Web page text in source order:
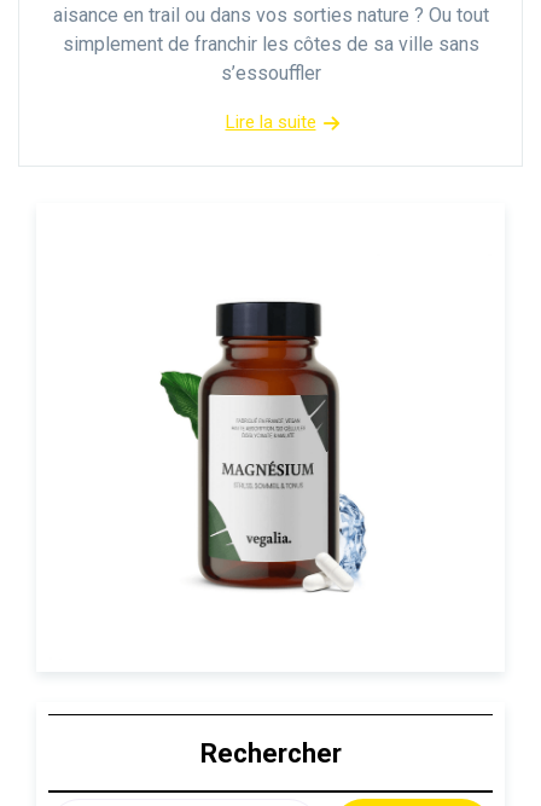
aisance en trail ou dans vos sorties nature ? Ou tout
simplement de franchir les côtes de sa ville sans
s’essouffler
Lire la suite
Rechercher